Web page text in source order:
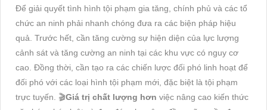
Để giải quyết tình hình tội phạm gia tăng, chính phủ và các tổ
chức an ninh phải nhanh chóng đưa ra các biện pháp hiệu
quả. Trước hết, cần tăng cường sự hiện diện của lực lượng
cảnh sát và tăng cường an ninh tại các khu vực có nguy cơ
cao. Đồng thời, cần tạo ra các chiến lược đối phó linh hoạt để
đối phó với các loại hình tội phạm mới, đặc biệt là tội phạm
trực tuyến. 🎬Giá trị chất lượng hơn việc nâng cao kiến thức